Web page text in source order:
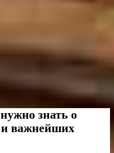
знать о
и важнейших